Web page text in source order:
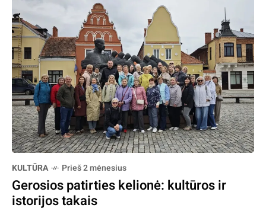
KULTŪRA Prieš 2 mėnesius
Gerosios patirties kelionė: kultūros ir
istorijos takais